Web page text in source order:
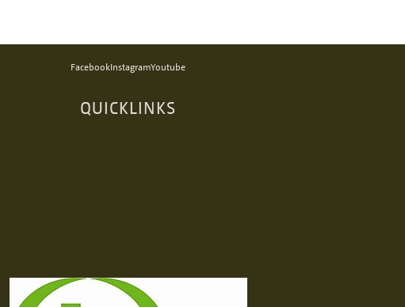
FacebookInstagramYoutube
QUICKLINKS